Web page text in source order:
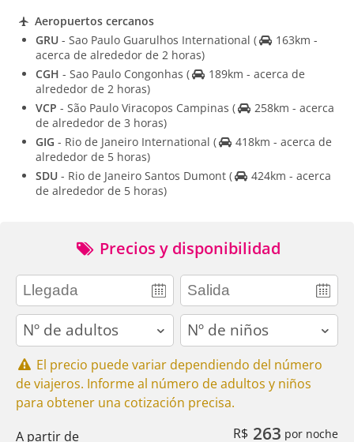
Aeropuertos cercanos
GRU - Sao Paulo Guarulhos International (
163km -
acerca de alrededor de 2 horas)
CGH - Sao Paulo Congonhas (
189km - acerca de
alrededor de 2 horas)
VCP - São Paulo Viracopos Campinas (
258km - acerca
de alrededor de 3 horas)
GIG - Rio de Janeiro International (
418km - acerca de
alrededor de 5 horas)
SDU - Rio de Janeiro Santos Dumont (
424km - acerca
de alrededor de 5 horas)
Precios y disponibilidad
adults children
El precio puede variar dependiendo del número
de viajeros. Informe al número de adultos y niños
para obtener una cotización precisa.
A partir de
R$ 263 por noche